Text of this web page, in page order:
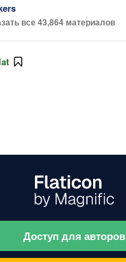
все 43,864 материалов
Доступ для авторов